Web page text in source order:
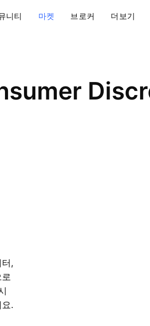
니티 마켓 브로커 더보기
,
.